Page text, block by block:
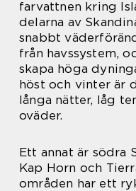
farvattnen kring
delarna av
snabbt
från havs­system,
skapa höga
höst och vinter är
långa nätter, låg
oväder.
Ett annat är södra
Kap Horn och
områden har ett